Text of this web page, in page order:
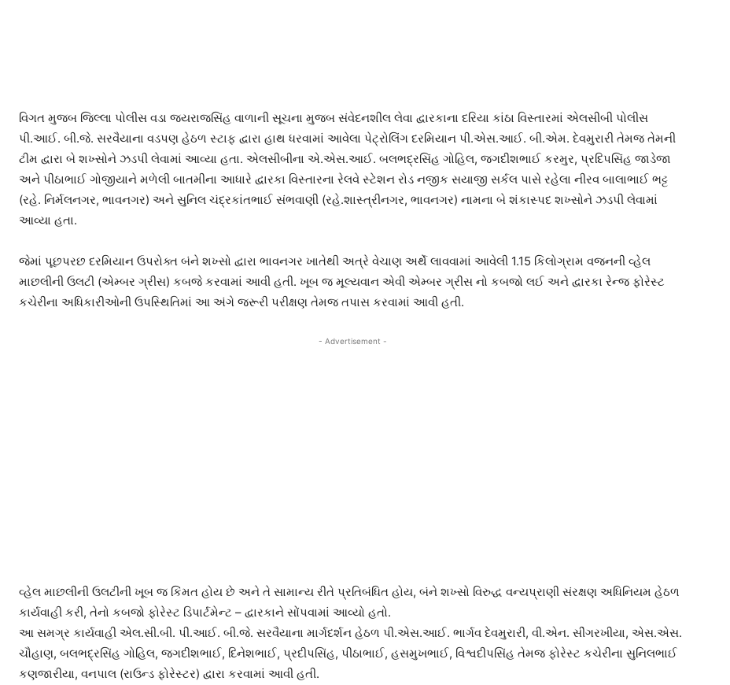
વિગત મુજબ જિલ્લા પોલીસ વડા જયરાજસિંહ વાળાની સૂચના મુજબ સંવેદનશીલ લેવા દ્વારકાના દરિયા કાંઠા વિસ્તારમાં એલસીબી પોલીસ
પી.આઈ. બી.જે. સરવૈયાના વડપણ હેઠળ સ્ટાફ દ્વારા હાથ ધરવામાં આવેલા પેટ્રોલિંગ દરમિયાન પી.એસ.આઈ. બી.એમ. દેવમુરારી તેમજ તેમની
ટીમ દ્વારા બે શખ્સોને ઝડપી લેવામાં આવ્યા હતા. એલસીબીના એ.એસ.આઈ. બલભદ્રસિંહ ગોહિલ, જગદીશભાઈ કરમુર, પ્રદિપસિંહ જાડેજા
અને પીઠાભાઈ ગોજીયાને મળેલી બાતમીના આધારે દ્વારકા વિસ્તારના રેલવે સ્ટેશન રોડ નજીક સયાજી સર્કલ પાસે રહેલા નીરવ બાલાભાઈ ભટ્ટ
(રહે. નિર્મલનગર, ભાવનગર) અને સુનિલ ચંદ્રકાંતભાઈ સંભવાણી (રહે.શાસ્ત્રીનગર, ભાવનગર) નામના બે શંકાસ્પદ શખ્સોને ઝડપી લેવામાં
આવ્યા હતા.
જેમાં પૂછપરછ દરમિયાન ઉપરોક્ત બંને શખ્સો દ્વારા ભાવનગર ખાતેથી અત્રે વેચાણ અર્થે લાવવામાં આવેલી 1.15 કિલોગ્રામ વજનની વ્હેલ
માછલીની ઉલટી (એમ્બર ગ્રીસ) કબજે કરવામાં આવી હતી. ખૂબ જ મૂલ્યવાન એવી એમ્બર ગ્રીસ નો કબજો લઈ અને દ્વારકા રેન્જ ફોરેસ્ટ
કચેરીના અધિકારીઓની ઉપસ્થિતિમાં આ અંગે જરૂરી પરીક્ષણ તેમજ તપાસ કરવામાં આવી હતી.
- Advertisement -
વ્હેલ માછલીની ઉલટીની ખૂબ જ કિંમત હોય છે અને તે સામાન્ય રીતે પ્રતિબંધિત હોય, બંને શખ્સો વિરુદ્ધ વન્યપ્રાણી સંરક્ષણ અધિનિયમ હેઠળ
કાર્યવાહી કરી, તેનો કબજો ફોરેસ્ટ ડિપાર્ટમેન્ટ – દ્વારકાને સોંપવામાં આવ્યો હતો.
આ સમગ્ર કાર્યવાહી એલ.સી.બી. પી.આઈ. બી.જે. સરવૈયાના માર્ગદર્શન હેઠળ પી.એસ.આઈ. ભાર્ગવ દેવમુરારી, વી.એન. સીંગરખીયા, એસ.એસ.
ચૌહાણ, બલભદ્રસિંહ ગોહિલ, જગદીશભાઈ, દિનેશભાઈ, પ્રદીપસિંહ, પીઠાભાઈ, હસમુખભાઈ, વિશ્વદીપસિંહ તેમજ ફોરેસ્ટ કચેરીના સુનિલભાઈ
કણજારીયા, વનપાલ (રાઉન્ડ ફોરેસ્ટર) દ્વારા કરવામાં આવી હતી.